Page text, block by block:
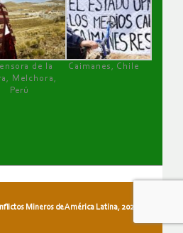
de la
Melchora,
Perú
Caimanes, Chile
Mineros de América Latina, 2026